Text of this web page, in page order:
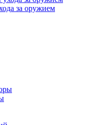
за оружием